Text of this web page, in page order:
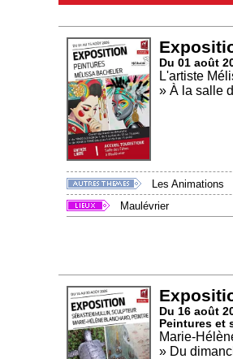
Du 01 août
L'artiste
» À la salle
Les Animations
Maulévrier
Du 16 août
Peintures et
Marie-
» Du